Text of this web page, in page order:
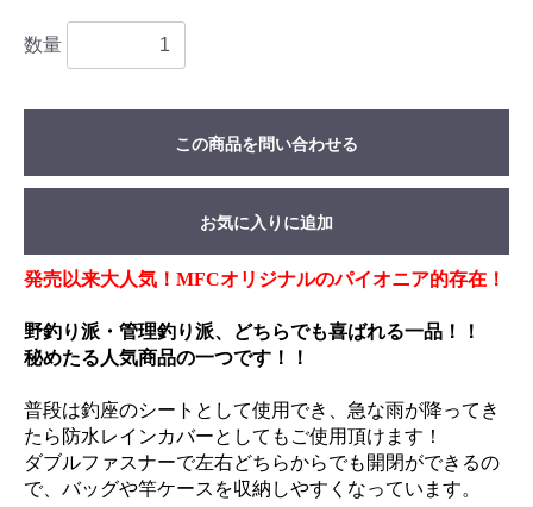
数量
この商品を問い合わせる
お気に入りに追加
発売以来大人気！MFCオリジナルのパイオニア的存在！
野釣り派・管理釣り派、どちらでも喜ばれる一品！！
秘めたる人気商品の一つです！！
普段は釣座のシートとして使用でき、急な雨が降ってき
たら防水レインカバーとしてもご使用頂けます！
ダブルファスナーで左右どちらからでも開閉ができるの
で、バッグや竿ケースを収納しやすくなっています。